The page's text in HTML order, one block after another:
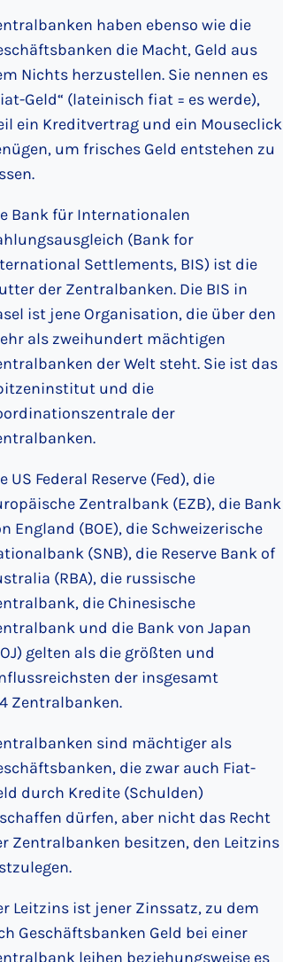
haben ebenso wie die
die Macht, Geld aus
Nichts herzustellen. Sie nennen es
Geld“ (lateinisch fiat = es werde),
ein Kreditvertrag und ein Mouseclick
um frisches Geld entstehen zu
Bank für Internationalen
(Bank for
Settlements, BIS) ist die
der Zentralbanken. Die BIS in
ist jene Organisation, die über den
als zweihundert mächtigen
der Welt steht. Sie ist das
und die
der
US Federal Reserve (Fed), die
Zentralbank (EZB), die Bank
England (BOE), die Schweizerische
(SNB), die Reserve Bank of
(RBA), die russische
die Chinesische
und die Bank von Japan
gelten als die größten und
der insgesamt
Zentralbanken.
sind mächtiger als
die zwar auch Fiat-
durch Kredite (Schulden)
dürfen, aber nicht das Recht
Zentralbanken besitzen, den Leitzins
Leitzins ist jener Zinssatz, zu dem
Geschäftsbanken Geld bei einer
leihen beziehungsweise es